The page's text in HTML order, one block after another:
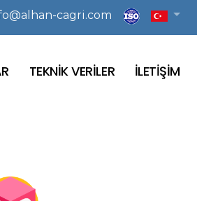
cagri.com
TEKNİK VERİLER İLETİŞİM